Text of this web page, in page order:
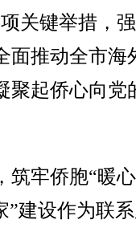
关键举措，
面推动全市海
聚起侨心向党
牢侨胞“暖
”建设作为联